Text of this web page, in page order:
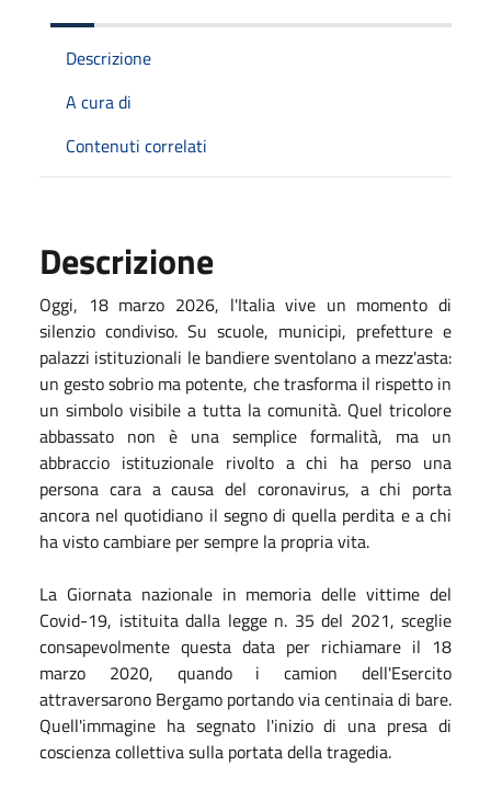
Descrizione
A cura di
Contenuti correlati
Descrizione
Oggi, 18 marzo 2026, l'Italia vive un momento di
silenzio condiviso. Su scuole, municipi, prefetture e
palazzi istituzionali le bandiere sventolano a mezz'asta:
un gesto sobrio ma potente, che trasforma il rispetto in
un simbolo visibile a tutta la comunità. Quel tricolore
abbassato non è una semplice formalità, ma un
abbraccio istituzionale rivolto a chi ha perso una
persona cara a causa del coronavirus, a chi porta
ancora nel quotidiano il segno di quella perdita e a chi
ha visto cambiare per sempre la propria vita.
La Giornata nazionale in memoria delle vittime del
Covid-19, istituita dalla legge n. 35 del 2021, sceglie
consapevolmente questa data per richiamare il 18
marzo 2020, quando i camion dell'Esercito
attraversarono Bergamo portando via centinaia di bare.
Quell'immagine ha segnato l'inizio di una presa di
coscienza collettiva sulla portata della tragedia.